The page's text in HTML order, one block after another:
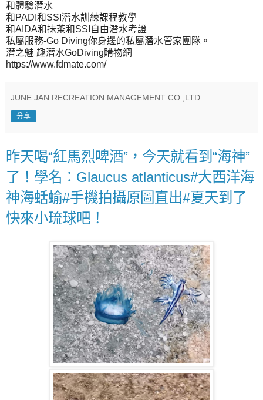
和體驗潛水
和PADI和SSI潛水訓練課程教學
和AIDA和抺茶和SSI自由潛水考證
私屬服務-Go Diving你身邊的私屬潛水管家團隊。
潛之魅 趣潛水GoDiving購物網
https://www.fdmate.com/
JUNE JAN RECREATION MANAGEMENT CO.,LTD.
分享
昨天喝“紅馬烈啤酒”，今天就看到“海神”
了！學名：Glaucus atlanticus#大西洋海
神海蛞蝓#手機拍攝原圖直出#夏天到了
快來小琉球吧！